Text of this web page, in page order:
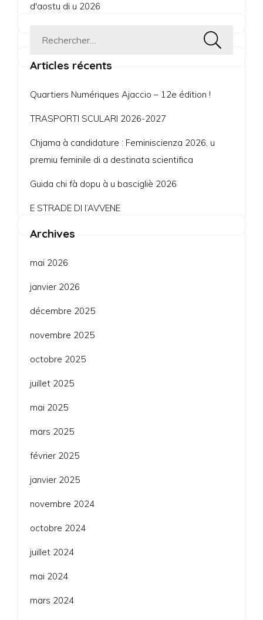
d'aostu di u 2026
Rechercher :
Articles récents
Quartiers Numériques Ajaccio – 12e édition !
TRASPORTI SCULARI 2026-2027
Chjama à candidature : Feminiscienza 2026, u
premiu feminile di a destinata scientifica
Guida chi fà dopu à u bascigliè 2026
E STRADE DI l’AVVENE
Archives
mai 2026
janvier 2026
décembre 2025
novembre 2025
octobre 2025
juillet 2025
mai 2025
mars 2025
février 2025
janvier 2025
novembre 2024
octobre 2024
juillet 2024
mai 2024
mars 2024